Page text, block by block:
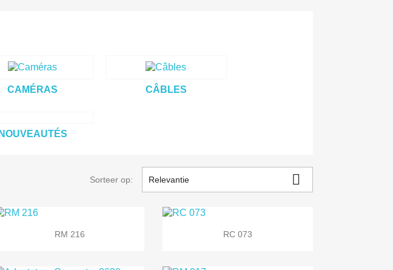
CAMÉRAS CÂBLES
NOUVEAUTÉS
Sorteer op: Relevantie 
Snel bekijken
RM 216 Snel bekijken
RC 073